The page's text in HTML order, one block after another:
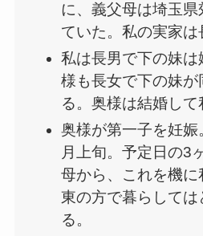
に、義父母は埼玉県
ていた。私の実家は
私は長男で下の妹
様も長女で下の妹
る。奥様は結婚して
奥様が第一子を妊
月上旬。予定日の3
母から、これを機に
東の方で暮らしては
る。